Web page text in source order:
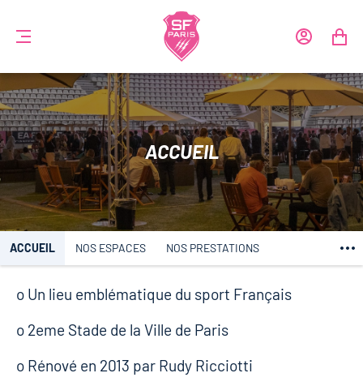
MENU
MON
MON
ACCUEIL
ACCUEIL NOS ESPACES NOS PRESTATIONS
o Un lieu emblématique du sport Français
o 2eme Stade de la Ville de Paris
o Rénové en 2013 par Rudy Ricciotti